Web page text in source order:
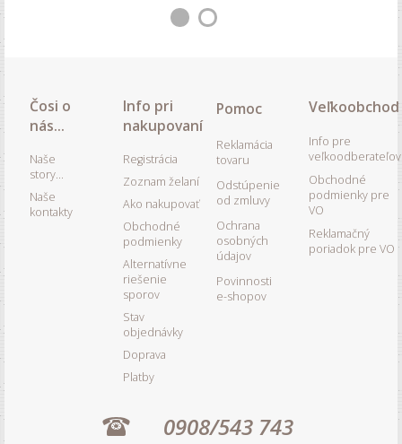
Čosi o
nás...
Naše
story...
Naše
kontakty
Info pri
nakupovaní
Registrácia
Zoznam želaní
Ako nakupovať
Obchodné
podmienky
Alternatívne
riešenie
sporov
Stav
objednávky
Doprava
Platby
Pomoc
Reklamácia
tovaru
Odstúpenie
od zmluvy
Ochrana
osobných
údajov
Povinnosti
e-shopov
Veľkoobchod
Info pre
veľkoodberateľov
Obchodné
podmienky pre
VO
Reklamačný
poriadok pre VO
0908/543 743